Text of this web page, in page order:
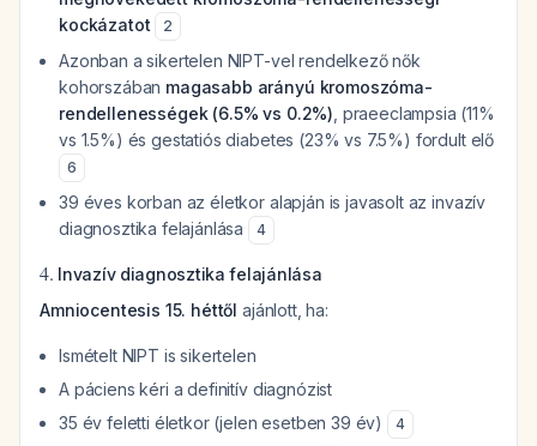
kockázatot
2
Azonban a sikertelen NIPT-vel rendelkező nők
kohorszában magasabb arányú kromoszóma-
rendellenességek (6.5% vs 0.2%) , praeeclampsia (11%
vs 1.5%) és gestatiós diabetes (23% vs 7.5%) fordult elő
6
39 éves korban az életkor alapján is javasolt az invazív
diagnosztika felajánlása
4
4. Invazív diagnosztika felajánlása
Amniocentesis 15. héttől ajánlott, ha:
Ismételt NIPT is sikertelen
A páciens kéri a definitív diagnózist
35 év feletti életkor (jelen esetben 39 év)
4